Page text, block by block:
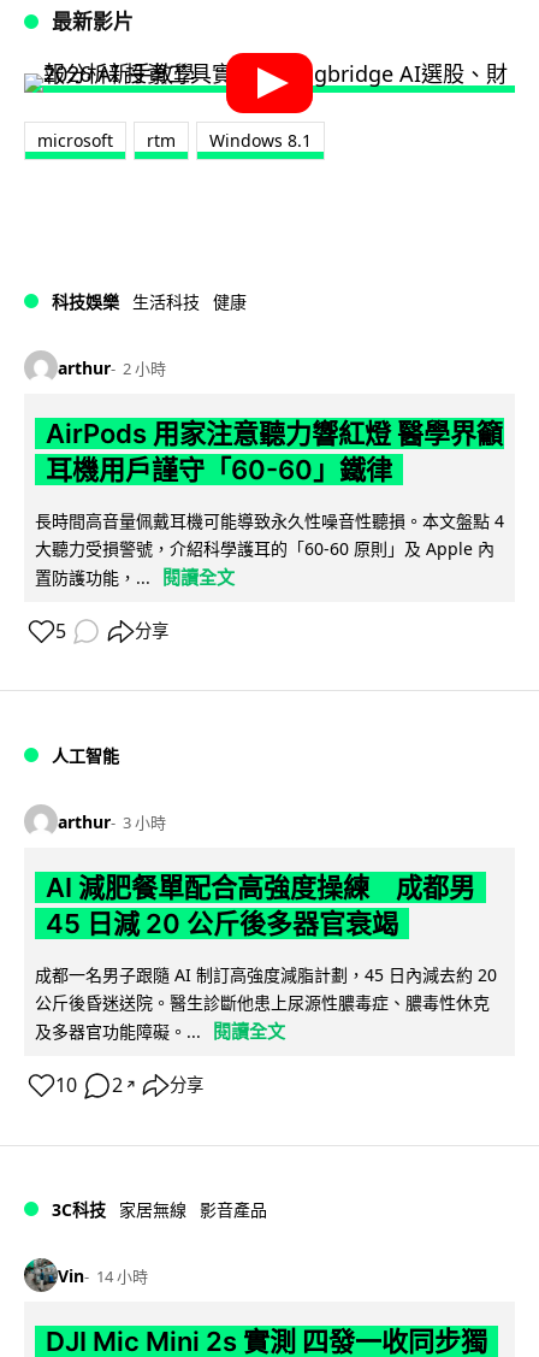
最新影片
microsoft rtm Windows 8.1
科技娛樂 生活科技 健康
arthur 2 小時
AirPods 用家注意聽力響紅燈 醫學界籲
耳機用戶謹守「60-60」鐵律
長時間高音量佩戴耳機可能導致永久性噪音性聽損。本文盤點 4
大聽力受損警號，介紹科學護耳的「60-60 原則」及 Apple 內
置防護功能，...
閱讀全文
5 分享
人工智能
arthur 3 小時
AI 減肥餐單配合高強度操練 成都男
45 日減 20 公斤後多器官衰竭
成都一名男子跟隨 AI 制訂高強度減脂計劃，45 日內減去約 20
公斤後昏迷送院。醫生診斷他患上尿源性膿毒症、膿毒性休克
及多器官功能障礙。...
閱讀全文
10 2 ↗ 分享
3C科技 家居無線 影音產品
Vin 14 小時
DJI Mic Mini 2s 實測 四發一收同步獨